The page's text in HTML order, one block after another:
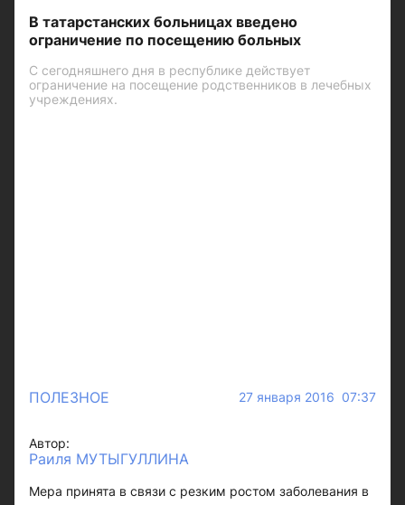
В татарстанских больницах введено
ограничение по посещению больных
С сегодняшнего дня в республике действует
ограничение на посещение родственников в лечебных
учреждениях.
ПОЛЕЗНОЕ 27 января 2016 07:37
Автор:
Раиля МУТЫГУЛЛИНА
Мера принята в связи с резким ростом заболевания в